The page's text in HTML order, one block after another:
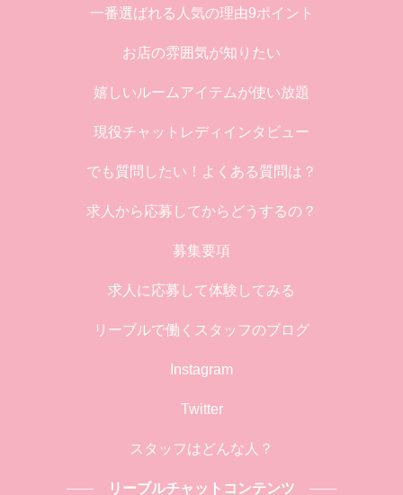
一番選ばれる人気の理由9ポイント
お店の雰囲気が知りたい
嬉しいルームアイテムが使い放題
現役チャットレディインタビュー
でも質問したい！よくある質問は？
求人から応募してからどうするの？
募集要項
求人に応募して体験してみる
リーブルで働くスタッフのブログ
Instagram
Twitter
スタッフはどんな人？
リーブルチャットコンテンツ